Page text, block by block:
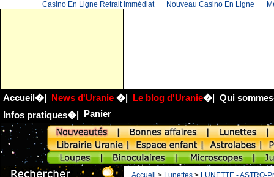
Casino En Ligne Retrait Immédiat Nouveau Casino En Ligne
Accueil�| News d'Uranie �| Le blog d'Uranie�| Qui
Infos pratiques�| Panier
Accueil > Lunettes > LUNETTE - ASTRO-